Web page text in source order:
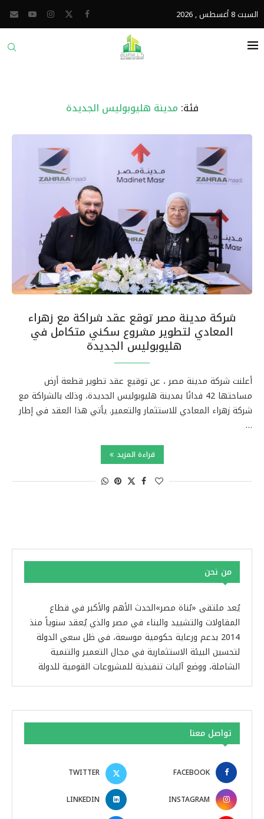
السبت 8 أغسطس , 2026
فئة: مدينة هليوبوليس الجديدة
شركة مدينة مصر توقع عقد شراكة مع زهراء
المعادي لتطوير مشروع سكني متكامل في
هليوبوليس الجديدة
أعلنت شركة مدينة مصر ، عن توقيع عقد تطوير قطعة أرض
مساحتها 42 فدانًا بمدينة هليوبوليس الجديدة، وذلك بالشراكة مع
شركة زهراء المعادي للاستثمار والتعمير. يأتي هذا العقد في إطار
…
قراءة المزيد
من نحن
يُعد ملتقى «بُناة مصر»الحدث الأهم والأكبر في قطاع
المقاولات والتشييد والبناء في مصر والذي يُعقد سنوياً منذ
2014 بدعم ورعاية حكومية موسعة، في ظل سعي الدولة
لتحسين البيئة الاستثمارية في مجال التعمير والتنمية
الشاملة، ووضع آليات تنفيذية للمشروعات القومية للدولة
تواصل معنا
FACEBOOK
TWITTER
INSTAGRAM
LINKEDIN